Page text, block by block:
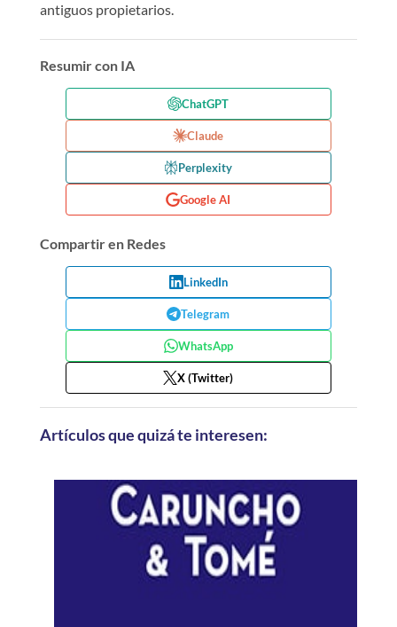
antiguos propietarios.
Resumir con IA
ChatGPT
Claude
Perplexity
Google AI
Compartir en Redes
LinkedIn
Telegram
WhatsApp
X (Twitter)
Artículos que quizá te interesen: